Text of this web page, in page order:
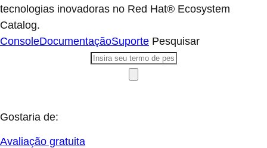
tecnologias inovadoras no Red Hat® Ecosystem
Catalog.
ConsoleDocumentaçãoSuporte Pesquisar
Gostaria de:
Avaliação gratuita